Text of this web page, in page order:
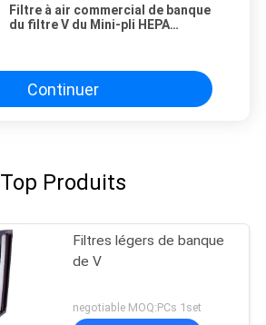
Filtre à air commercial de banque
du filtre V du Mini-pli HEPA
Continuer
Top Produits
Filtres légers de banque
de V
negotiable MOQ:PCs 1set